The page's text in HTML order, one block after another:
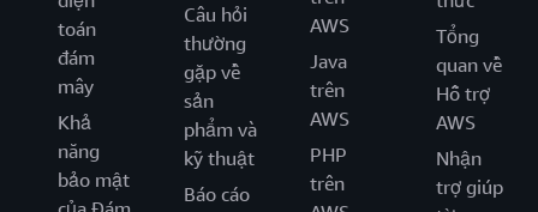
toán
đám
mây
Khả
năng
bảo mật
Câu hỏi
thường
gặp về
sản
phẩm và
kỹ thuật
Báo cáo
AWS
Java
trên
AWS
PHP
trên
Tổng
quan về
Hỗ trợ
AWS
Nhận
trợ giúp